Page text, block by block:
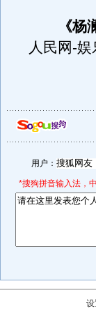
《
人民网-
用户：
*搜狗拼音输入法，